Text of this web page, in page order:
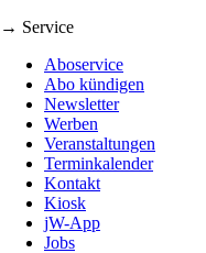
→ Service
Aboservice
Abo kündigen
Newsletter
Werben
Veranstaltungen
Terminkalender
Kontakt
Kiosk
jW-App
Jobs